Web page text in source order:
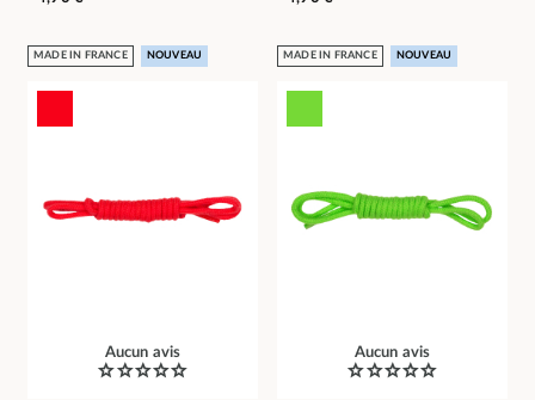
MADE IN FRANCE NOUVEAU
Aucun avis
MADE IN FRANCE NOUVEAU
Aucun avis